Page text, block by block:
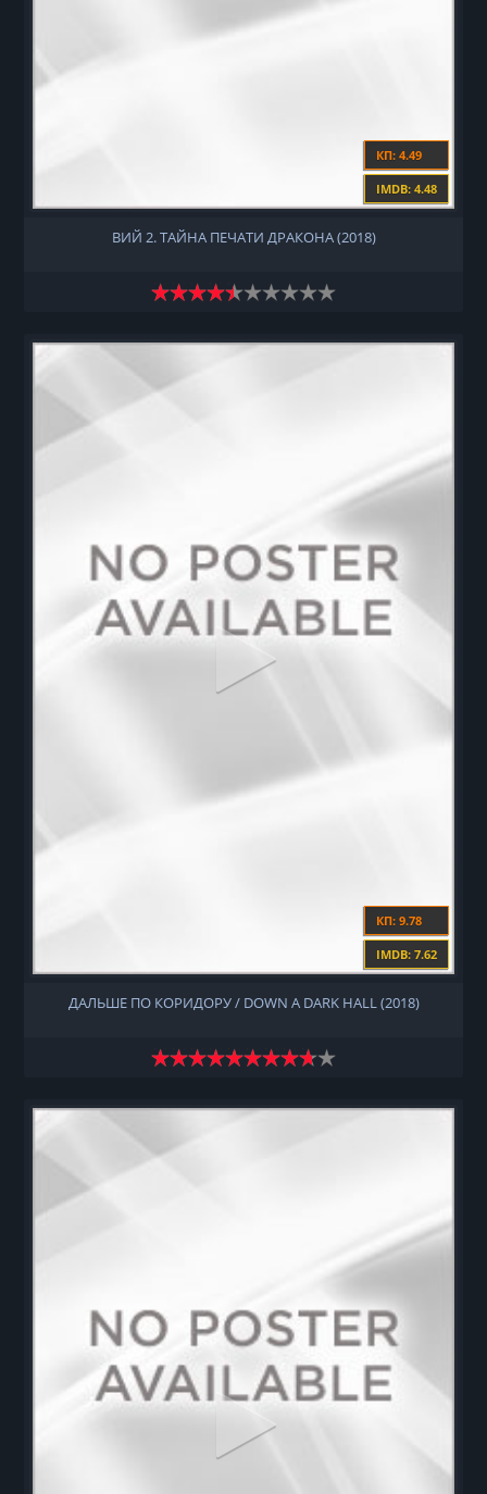
КП: 4.49
IMDB: 4.48
ВИЙ 2. ТАЙНА ПЕЧАТИ ДРАКОНА (2018)
КП: 9.78
IMDB: 7.62
ДАЛЬШЕ ПО КОРИДОРУ / DOWN A DARK HALL (2018)